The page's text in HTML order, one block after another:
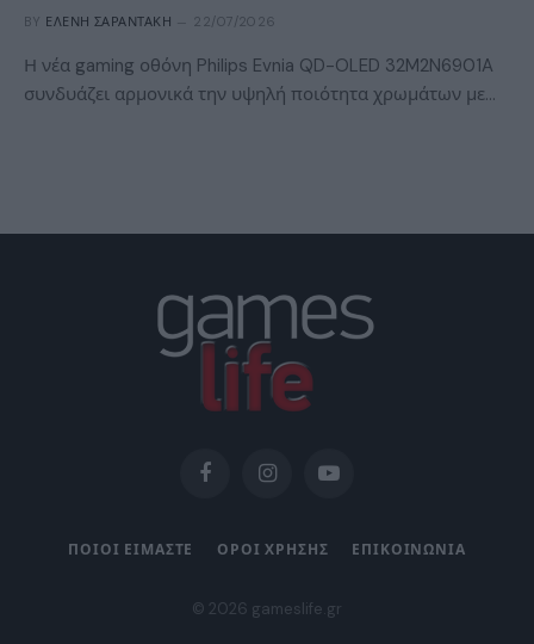
BY ΕΛΈΝΗ ΣΑΡΑΝΤΆΚΗ 22/07/2026
Η νέα gaming οθόνη Philips Evnia QD-OLED 32M2N6901A
συνδυάζει αρμονικά την υψηλή ποιότητα χρωμάτων με…
FacebookInstagramYouTube
ΠΟΙΟΙ ΕΙΜΑΣΤΕ ΟΡΟΙ ΧΡΗΣΗΣ ΕΠΙΚΟΙΝΩΝΙΑ
© 2026 gameslife.gr